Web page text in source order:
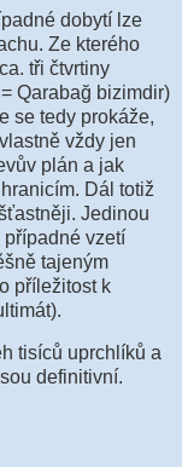
dobytí lze
Ze kterého
tři čtvrtiny
Qarabağ bizimdir)
se tedy prokáže,
vždy jen
plán a jak
Dál totiž
Jedinou
případné vzetí
tajeným
příležitost k
tisíců uprchlíků a
definitivní.